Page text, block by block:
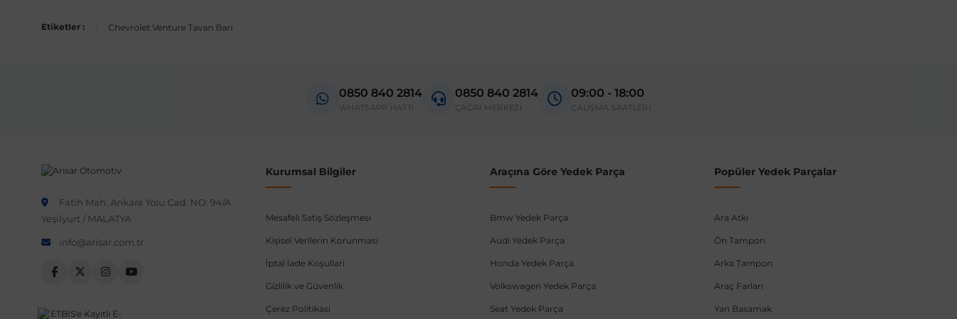
Araç üreticileri aynı model yılı içerisinde farklı donanım ve kasa tipleri kullanabilmektedir. Sipariş vermeden önce OEM numarası veya şasi numarası ile uyumluluğu kontrol
Etiketler : Chevrolet Venture Tavan Barı
0850 840 2814
WHATSAPP HATTI
0850 840 2814
ÇAĞRI MERKEZİ
09:00 - 18:00
ÇALIŞMA SAATLERİ
Fatih Mah. Ankara Yolu Cad. NO: 94/A
Yeşilyurt / MALATYA
info@arisar.com.tr
Kurumsal Bilgiler
Mesafeli Satış Sözleşmesi
Kişisel Verilerin Korunması
İptal İade Koşullari
Gizlilik ve Güvenlik
Çerez Politikası
Araçına Göre Yedek Parça
Bmw Yedek Parça
Audi Yedek Parça
Honda Yedek Parça
Volkswagen Yedek Parça
Seat Yedek Parça
Popüler Yedek Parçalar
Ara Atkı
Ön Tampon
Arka Tampon
Araç Farları
Yan Basamak